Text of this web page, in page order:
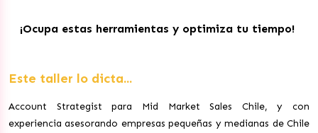
¡Ocupa estas herramientas y optimiza tu tiempo!
Este taller lo dicta...
Account Strategist para Mid Market Sales Chile, y con
experiencia asesorando empresas pequeñas y medianas de Chile